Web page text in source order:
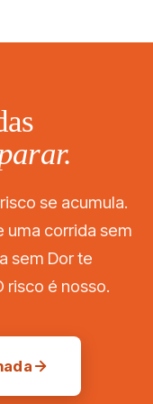
se acumula.
uma corrida sem
sem Dor te
risco é nosso.